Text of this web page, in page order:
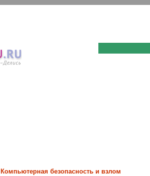
Компьютерная безопасность и взлом